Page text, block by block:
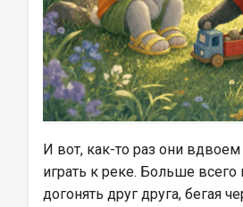
И вот, как-то раз они вдвоем
играть к реке. Больше всего
догонять друг друга, бегая